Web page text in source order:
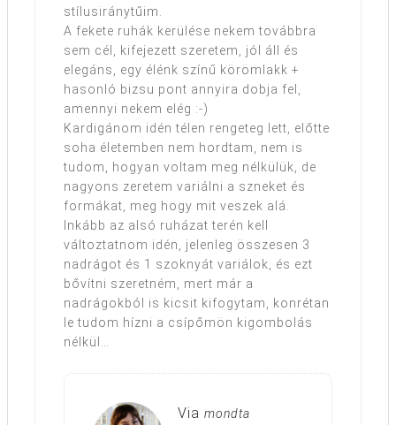
stílusiránytűim.
A fekete ruhák kerülése nekem továbbra
sem cél, kifejezett szeretem, jól áll és
elegáns, egy élénk színű körömlakk +
hasonló bizsu pont annyira dobja fel,
amennyi nekem elég :-)
Kardigánom idén télen rengeteg lett, előtte
soha életemben nem hordtam, nem is
tudom, hogyan voltam meg nélkülük, de
nagyons zeretem variálni a szneket és
formákat, meg hogy mit veszek alá.
Inkább az alsó ruházat terén kell
változtatnom idén, jelenleg összesen 3
nadrágot és 1 szoknyát variálok, és ezt
bővítni szeretném, mert már a
nadrágokból is kicsit kifogytam, konrétan
le tudom hízni a csípőmön kigombolás
nélkül…
Via mondta